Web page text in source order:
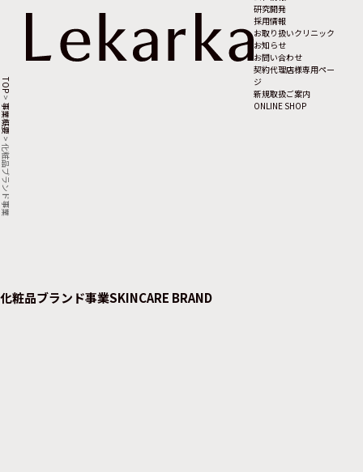
研究開発
採用情報
お取り扱いクリニック
お知らせ
お問い合わせ
契約代理店様専用ペー
ジ
新規取扱ご案内
ONLINE SHOP
TOP
>
事業概要
>
化粧品ブランド事業
化粧品ブランド事業SKINCARE BRAND